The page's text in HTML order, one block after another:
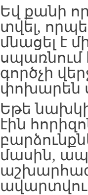
Եվ քանի
տվել,
մնացել է
սպառնում
գործչի
փոխարեն
Եթե
էին
մասին,